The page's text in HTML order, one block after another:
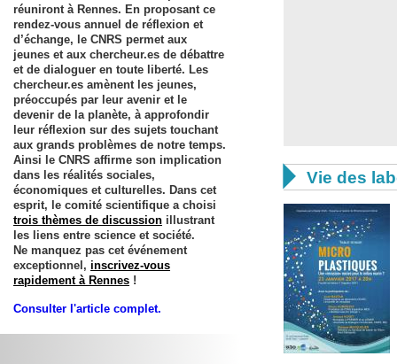
réuniront à Rennes. En proposant ce
rendez-vous annuel de réflexion et
d’échange, le CNRS permet aux
jeunes et aux chercheur.es de débattre
et de dialoguer en toute liberté. Les
chercheur.es amènent les jeunes,
préoccupés par leur avenir et le
devenir de la planète, à approfondir
leur réflexion sur des sujets touchant
aux grands problèmes de notre temps.
Ainsi le CNRS affirme son implication
dans les réalités sociales,
économiques et culturelles. Dans cet
esprit, le comité scientifique a choisi
trois thèmes de discussion illustrant
les liens entre science et société.
Ne manquez pas cet événement
exceptionnel, inscrivez-vous
rapidement à Rennes !
Consulter l'article complet.
 Vie des